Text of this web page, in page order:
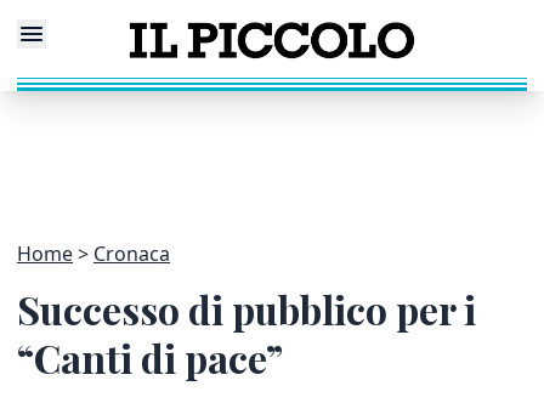
Home Cronaca
Successo di pubblico per i
“Canti di pace”